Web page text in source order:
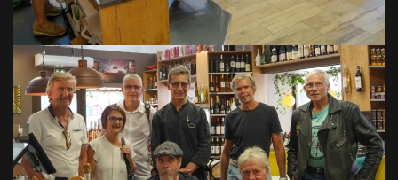
VOIR EN GRAND